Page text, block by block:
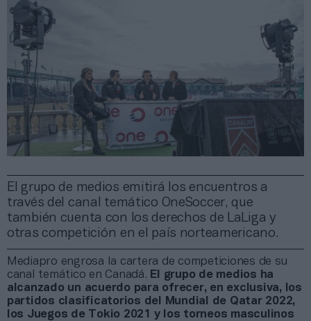
El grupo de medios emitirá los encuentros a
través del canal temático OneSoccer, que
también cuenta con los derechos de LaLiga y
otras competición en el país norteamericano.
Mediapro engrosa la cartera de competiciones de su
canal temático en Canadá. El grupo de medios ha
alcanzado un acuerdo para ofrecer, en exclusiva, los
partidos clasificatorios del Mundial de Qatar 2022,
los Juegos de Tokio 2021 y los torneos masculinos